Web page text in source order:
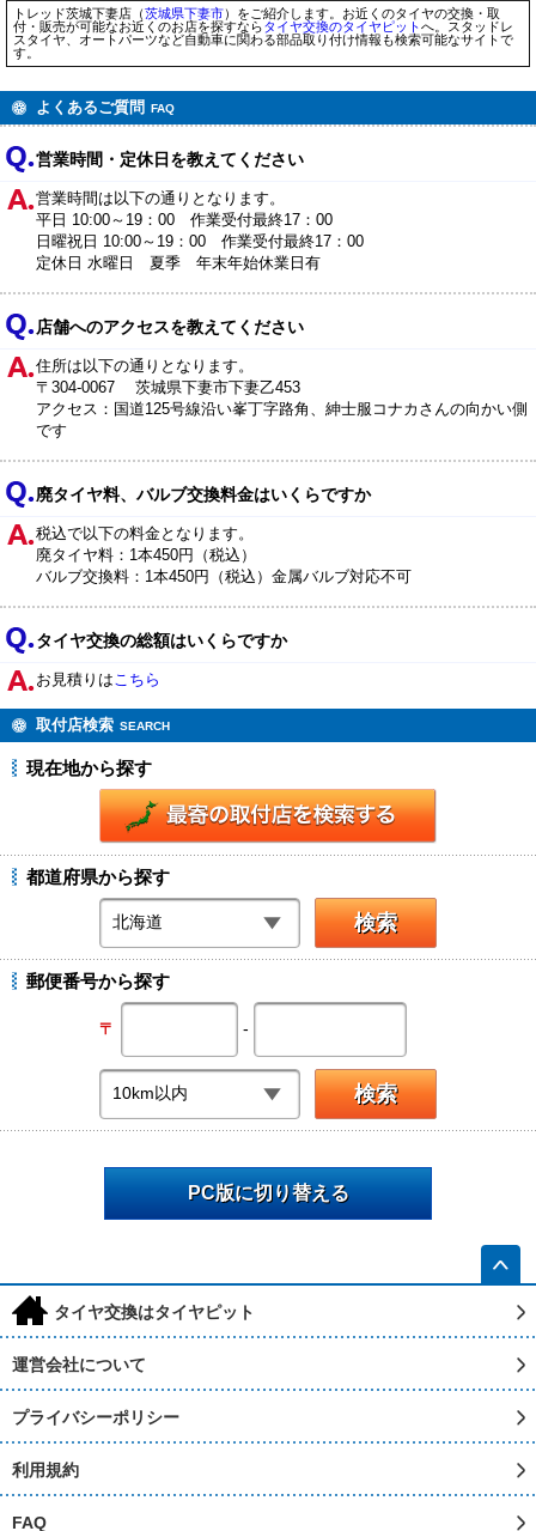
トレッド茨城下妻店（茨城県下妻市）をご紹介します。お近くのタイヤの交換・取
付・販売が可能なお近くのお店を探すならタイヤ交換のタイヤピットへ。スタッドレ
スタイヤ、オートパーツなど自動車に関わる部品取り付け情報も検索可能なサイトで
す。
よくあるご質問 FAQ
営業時間・定休日を教えてください
営業時間は以下の通りとなります。
平日 10:00～19：00 作業受付最終17：00
日曜祝日 10:00～19：00 作業受付最終17：00
定休日 水曜日 夏季 年末年始休業日有
店舗へのアクセスを教えてください
住所は以下の通りとなります。
〒304-0067 茨城県下妻市下妻乙453
アクセス：国道125号線沿い峯丁字路角、紳士服コナカさんの向かい側
です
廃タイヤ料、バルブ交換料金はいくらですか
税込で以下の料金となります。
廃タイヤ料：1本450円（税込）
バルブ交換料：1本450円（税込）金属バルブ対応不可
タイヤ交換の総額はいくらですか
お見積りはこちら
取付店検索 SEARCH
現在地から探す
都道府県から探す
郵便番号から探す
〒 -
PC版に切り替える
h タイヤ交換はタイヤピット
運営会社について
プライバシーポリシー
利用規約
FAQ